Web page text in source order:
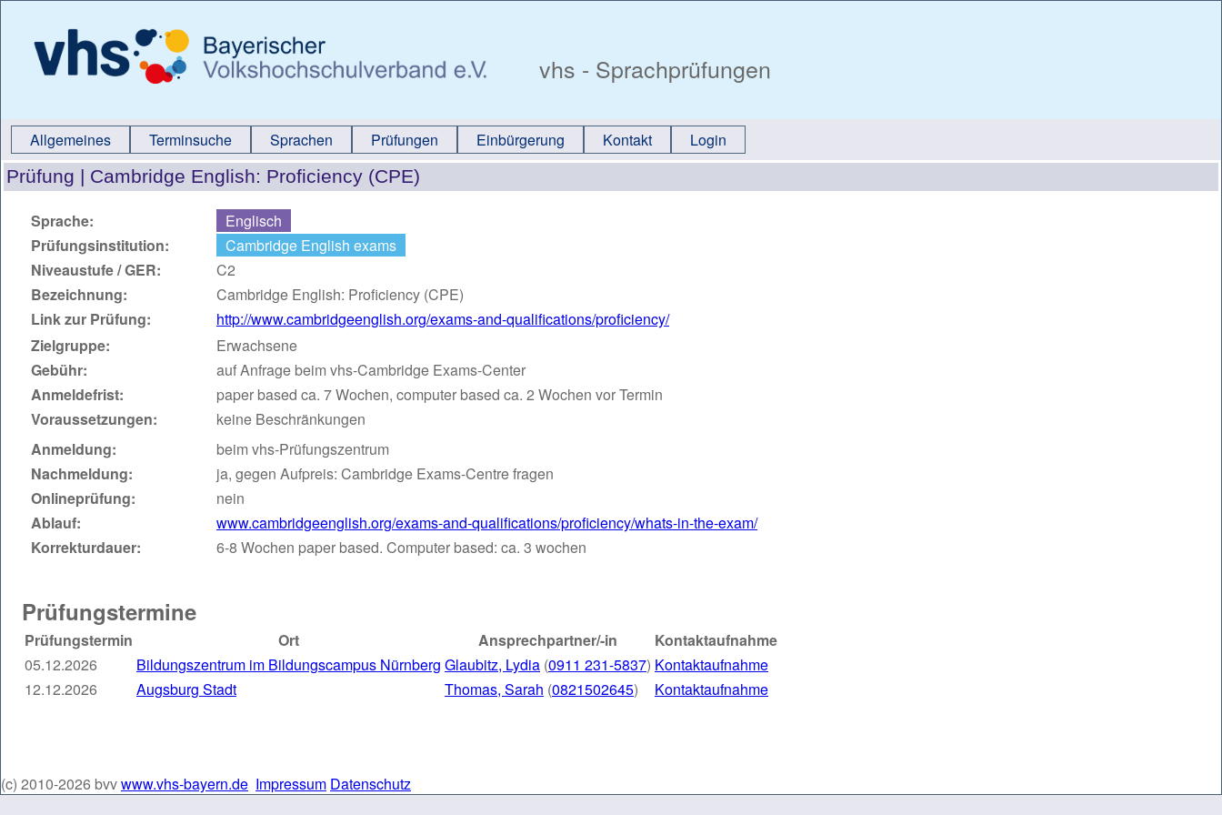
vhs - Sprachprüfungen
Allgemeines Terminsuche Sprachen Prüfungen Einbürgerung Kontakt Login
Prüfung | Cambridge English: Proficiency (CPE)
Sprache:
Englisch
Prüfungsinstitution:
Cambridge English exams
Niveaustufe / GER:
C2
Bezeichnung:
Cambridge English: Proficiency (CPE)
Link zur Prüfung:
http://www.cambridgeenglish.org/exams-and-qualifications/proficiency/
Zielgruppe:
Erwachsene
Gebühr:
auf Anfrage beim vhs-Cambridge Exams-Center
Anmeldefrist:
paper based ca. 7 Wochen, computer based ca. 2 Wochen vor Termin
Voraussetzungen:
keine Beschränkungen
Anmeldung:
beim vhs-Prüfungszentrum
Nachmeldung:
ja, gegen Aufpreis: Cambridge Exams-Centre fragen
Onlineprüfung:
nein
Ablauf:
www.cambridgeenglish.org/exams-and-qualifications/proficiency/whats-in-the-exam/
Korrekturdauer:
6-8 Wochen paper based. Computer based: ca. 3 wochen
Prüfungstermine
Prüfungstermin Ort Ansprechpartner/-in
Kontaktaufnahme
05.12.2026
Bildungszentrum im Bildungscampus Nürnberg Glaubitz, Lydia (0911 231-5837) Kontaktaufnahme
12.12.2026
Augsburg Stadt Thomas, Sarah (0821502645) Kontaktaufnahme
(c) 2010-2026 bvvwww.vhs-bayern.de Impressum Datenschutz